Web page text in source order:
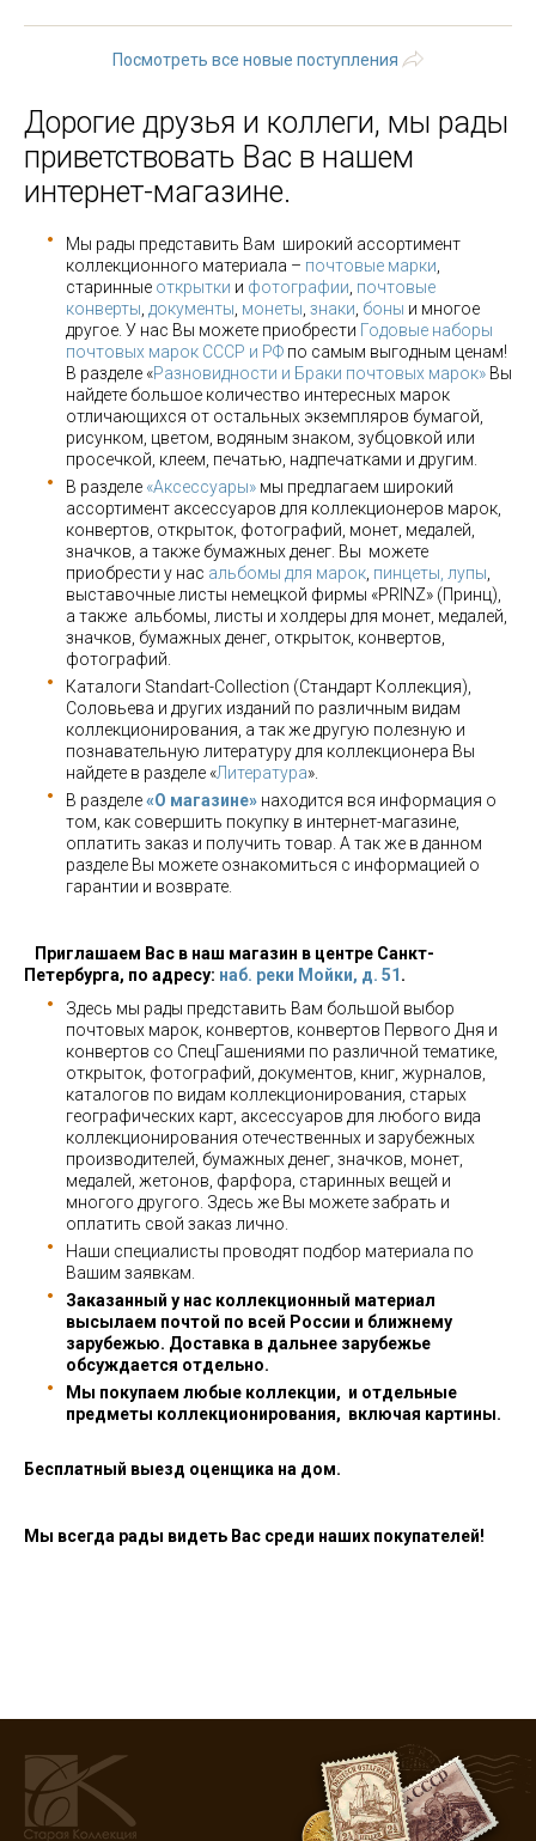
Посмотреть все новые поступления
Дорогие друзья и коллеги, мы рады
приветствовать Вас в нашем
интернет-магазине.
Мы рады представить Вам широкий ассортимент
коллекционного материала – почтовые марки
старинные открытки и фотографии почтовые
конверты документы монеты знаки боны и многое
другое. У нас Вы можете приобрести Годовые наборы
почтовых марок СССР и РФ по самым выгодным ценам!
В разделе «Разновидности и Браки почтовых марок» Вы
найдете большое количество интересных марок
отличающихся от остальных экземпляров бумагой,
рисунком, цветом, водяным знаком, зубцовкой или
просечкой, клеем, печатью, надпечатками и другим.
В разделе «Аксессуары» мы предлагаем широкий
ассортимент аксессуаров для коллекционеров марок,
конвертов, открыток, фотографий, монет, медалей,
значков, а также бумажных денег. Вы можете
приобрести у нас альбомы для марок пинцеты, лупы
выставочные листы немецкой фирмы «PRINZ» (Принц),
а также альбомы, листы и холдеры для монет, медалей,
значков, бумажных денег, открыток, конвертов,
фотографий.
Каталоги Standart-Collection (Стандарт Коллекция),
Соловьева и других изданий по различным видам
коллекционирования, а так же другую полезную и
познавательную литературу для коллекционера Вы
найдете в разделе «Литература».
В разделе«О магазине» находится вся информация о
том, как совершить покупку в интернет-магазине,
оплатить заказ и получить товар. А так же в данном
разделе Вы можете ознакомиться с информацией о
гарантии и возврате.
Приглашаем Вас в наш магазин в центре Санкт-
Петербурга, по адресу: наб. реки Мойки, д. 51 .
Здесь мы рады представить Вам большой выбор
почтовых марок, конвертов, конвертов Первого Дня и
конвертов со СпецГашениями по различной тематике,
открыток, фотографий, документов, книг, журналов,
каталогов по видам коллекционирования, старых
географических карт, аксессуаров для любого вида
коллекционирования отечественных и зарубежных
производителей, бумажных денег, значков, монет,
медалей, жетонов, фарфора, старинных вещей и
многого другого. Здесь же Вы можете забрать и
оплатить свой заказ лично.
Наши специалисты проводят подбор материала по
Вашим заявкам.
Заказанный у нас коллекционный материал
высылаем почтой по всей России и ближнему
зарубежью. Доставка в дальнее зарубежье
обсуждается отдельно.
Мы покупаем любые коллекции, и отдельные
предметы коллекционирования, включая картины.
Бесплатный выезд оценщика на дом.
Мы всегда рады видеть Вас среди наших покупателей!